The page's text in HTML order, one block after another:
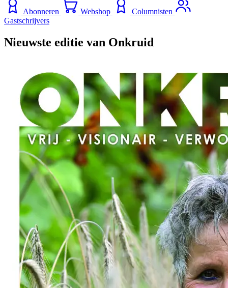
Abonneren Webshop
Columnisten
Gastschrijvers
Nieuwste editie van Onkruid